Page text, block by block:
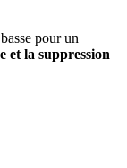
pour un
et la suppression